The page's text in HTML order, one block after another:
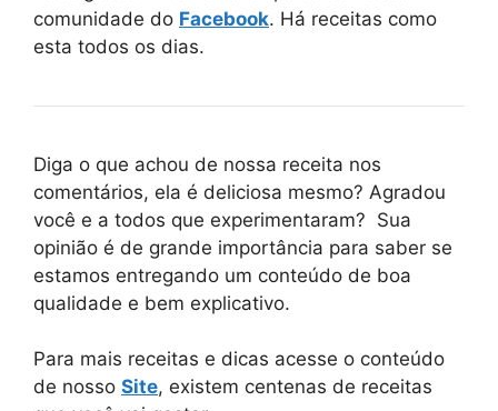
comunidade do Facebook. Há receitas como
esta todos os dias.
Diga o que achou de nossa receita nos
comentários, ela é deliciosa mesmo? Agradou
você e a todos que experimentaram? Sua
opinião é de grande importância para saber se
estamos entregando um conteúdo de boa
qualidade e bem explicativo.
Para mais receitas e dicas acesse o conteúdo
de nosso Site, existem centenas de receitas